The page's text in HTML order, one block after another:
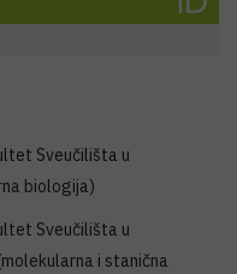
Sveučilišta u
biologija)
Sveučilišta u
i stanična